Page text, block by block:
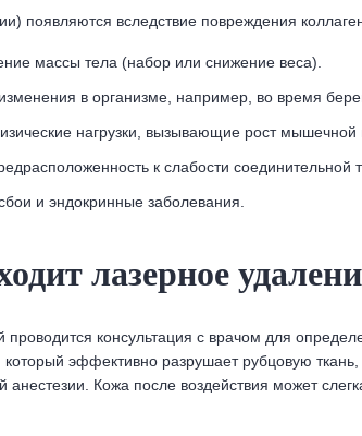
появляются вследствие повреждения
массы тела (набор или снижение веса).
в организме, например, во время
нагрузки, вызывающие рост мышечной
к слабости соединительной
и эндокринные заболевания.
лазерное
консультация с врачом для
который эффективно разрушает рубцовую
анестезии. Кожа после воздействия может